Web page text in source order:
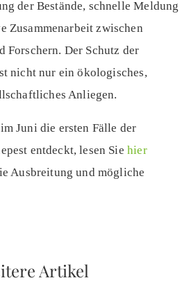
der Bestände, schnelle Meldung
Zusammenarbeit zwischen
Forschern. Der Schutz der
nicht nur ein ökologisches,
Anliegen.
Juni die ersten Fälle der
entdeckt, lesen Sie hier
Ausbreitung und mögliche
Artikel